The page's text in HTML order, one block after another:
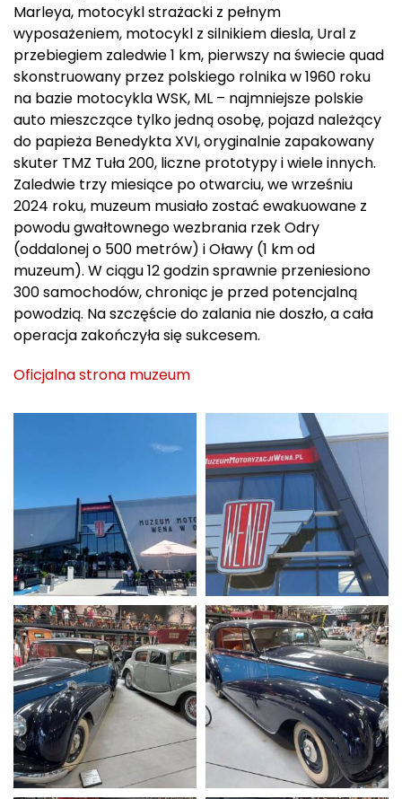
Marleya, motocykl strażacki z pełnym
wyposażeniem, motocykl z silnikiem diesla, Ural z
przebiegiem zaledwie 1 km, pierwszy na świecie quad
skonstruowany przez polskiego rolnika w 1960 roku
na bazie motocykla WSK, ML – najmniejsze polskie
auto mieszczące tylko jedną osobę, pojazd należący
do papieża Benedykta XVI, oryginalnie zapakowany
skuter TMZ Tuła 200, liczne prototypy i wiele innych.
Zaledwie trzy miesiące po otwarciu, we wrześniu
2024 roku, muzeum musiało zostać ewakuowane z
powodu gwałtownego wezbrania rzek Odry
(oddalonej o 500 metrów) i Oławy (1 km od
muzeum). W ciągu 12 godzin sprawnie przeniesiono
300 samochodów, chroniąc je przed potencjalną
powodzią. Na szczęście do zalania nie doszło, a cała
operacja zakończyła się sukcesem.
Oficjalna strona muzeum